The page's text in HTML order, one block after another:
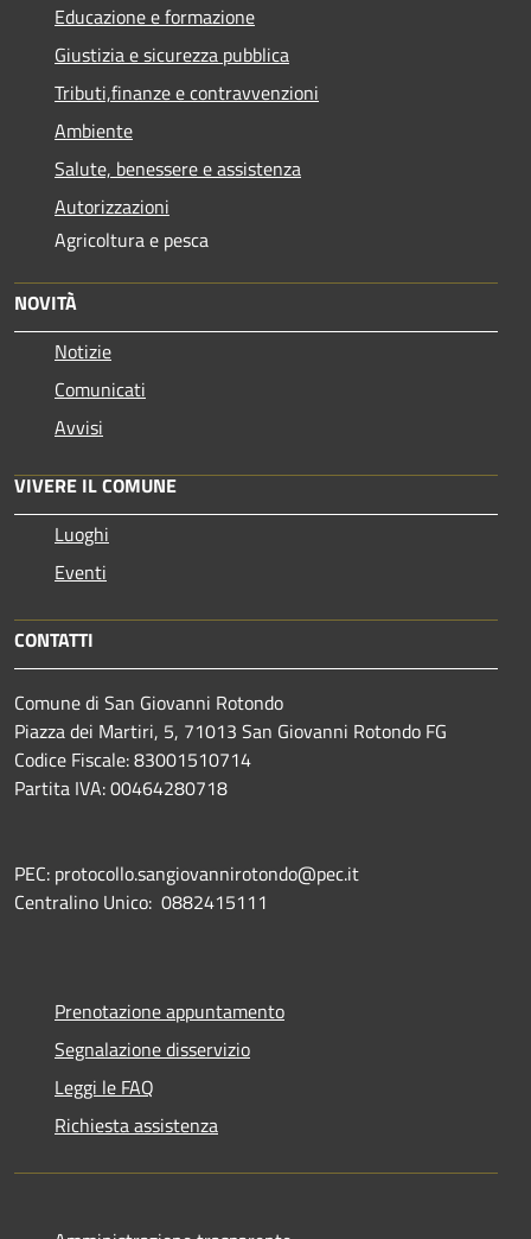
Educazione e formazione
Giustizia e sicurezza pubblica
Tributi,finanze e contravvenzioni
Ambiente
Salute, benessere e assistenza
Autorizzazioni
Agricoltura e pesca
NOVITÀ
Notizie
Comunicati
Avvisi
VIVERE IL COMUNE
Luoghi
Eventi
CONTATTI
Comune di San Giovanni Rotondo
Piazza dei Martiri, 5, 71013 San Giovanni Rotondo FG
Codice Fiscale: 83001510714
Partita IVA: 00464280718
PEC: protocollo.sangiovannirotondo@pec.it
Centralino Unico: 0882415111
Prenotazione appuntamento
Segnalazione disservizio
Leggi le FAQ
Richiesta assistenza